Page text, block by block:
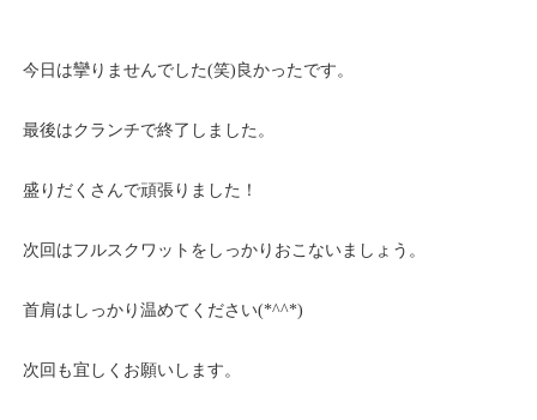
今日は攣りませんでした(笑)良かったです。
最後はクランチで終了しました。
盛りだくさんで頑張りました！
次回はフルスクワットをしっかりおこないましょう。
首肩はしっかり温めてください(*^^*)
次回も宜しくお願いします。